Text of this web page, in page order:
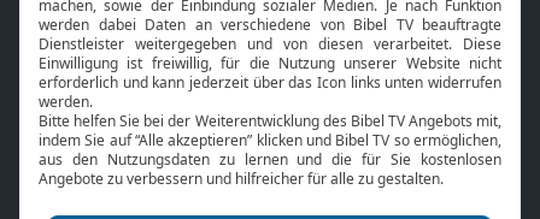
Bibel TV
Über uns
Jobs
Service
Kontakt
TV-Empfang